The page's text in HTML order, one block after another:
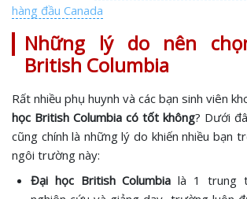
hàng đầu Canada
Những lý do nên
British Columbia
Rất nhiều phụ huynh và các bạn sinh viên
học British Columbia có tốt không? Dưới
cũng chính là những lý do khiến nhiều bạn
ngôi trường này:
Đại học British Columbia là 1 trung